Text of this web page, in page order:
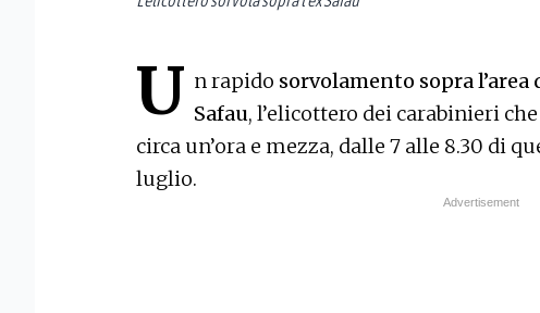
U n rapido sorvolamento sopra l’area
Safau, l’elicottero dei carabinieri
circa un’ora e mezza, dalle 7 alle 8.30 di
luglio.